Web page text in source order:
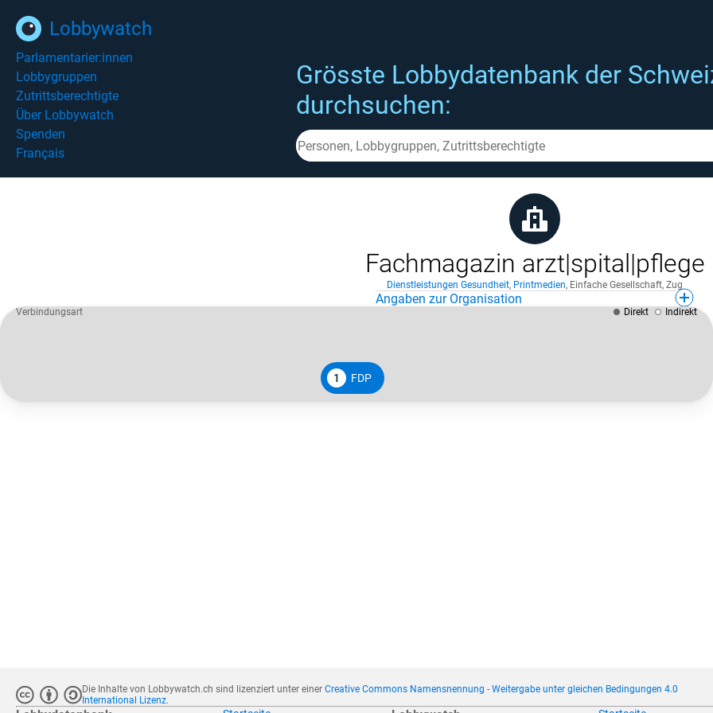
Lobbywatch
Parlamentarier:innen
Lobbygruppen
Zutrittsberechtigte
Über Lobbywatch
Spenden
Français
Grösste Lobbydatenbank der
durchsuchen:
Fachmagazin arzt|spital|pflege
Dienstleistungen Gesundheit, Printmedien, Einfache Gesellschaft, Zug
Angaben zur Organisation
1 FDP
Verbindungsart Direkt Indirekt
Die Inhalte von Lobbywatch.ch sind lizenziert unter einerCreative Commons Namensnennung - Weitergabe unter gleichen Bedingungen 4.0
International Lizenz.